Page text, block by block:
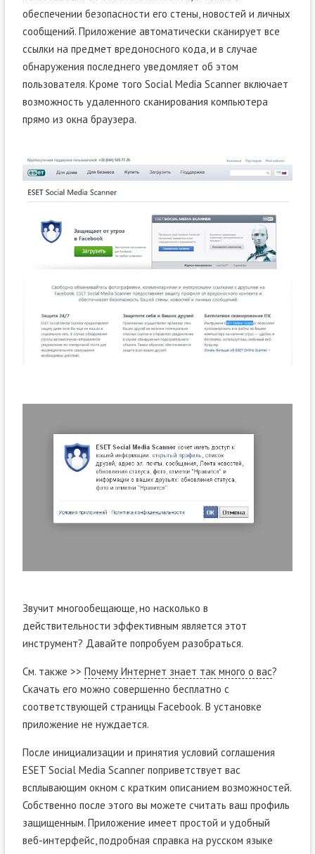
обеспечении безопасности его стены, новостей и личных
сообщений. Приложение автоматически сканирует все
ссылки на предмет вредоносного кода, и в случае
обнаружения последнего уведомляет об этом
пользователя. Кроме того Social Media Scanner включает
возможность удаленного сканирования компьютера
прямо из окна браузера.
Звучит многообещающе, но насколько в
действительности эффективным является этот
инструмент? Давайте попробуем разобраться.
См. также >> Почему Интернет знает так много о вас?
Скачать его можно совершенно бесплатно с
соответствующей страницы Facebook. В установке
приложение не нуждается.
После инициализации и принятия условий соглашения
ESET Social Media Scanner поприветствует вас
всплывающим окном с кратким описанием возможностей.
Собственно после этого вы можете считать ваш профиль
защищенным. Приложение имеет простой и удобный
веб-интерфейс, подробная справка на русском языке